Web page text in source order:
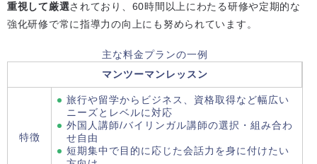
重視して厳選されており、60時間以上にわたる研修や定期的な
強化研修で常に指導力の向上にも努められています。
主な料金プランの一例
マンツーマンレッスン
特徴
旅行や留学からビジネス、資格取得など幅広い
ニーズとレベルに対応
外国人講師/バイリンガル講師の選択・組み合わ
せ自由
短期集中で目的に応じた会話力を身に付けたい